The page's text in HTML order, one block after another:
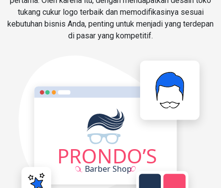
tukang cukur logo terbaik dan memodifikasinya sesuai
kebutuhan bisnis Anda, penting untuk menjadi yang terdepan
di pasar yang kompetitif.